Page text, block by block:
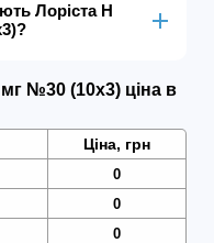
Лоріста Н
№30 (10х3) ціна в
Ціна, грн
0
0
0